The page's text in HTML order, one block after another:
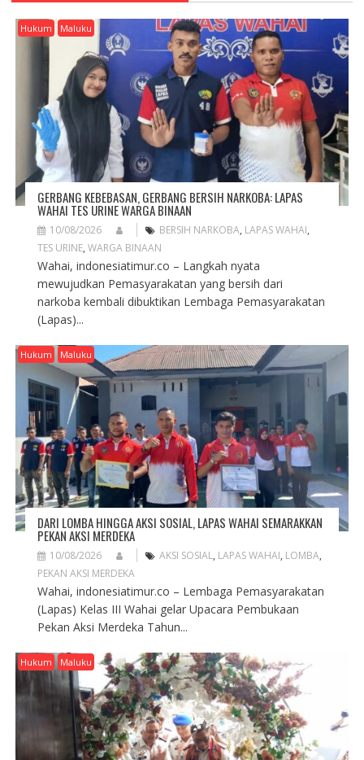
I
G
A
Hukum Maluku
GERBANG KEBEBASAN, GERBANG BERSIH NARKOBA: LAPAS
WAHAI TES URINE WARGA BINAAN
10/08/2026 BERSIH NARKOBA, LAPAS WAHAI,
TES URINE, WARGA BINAAN
Wahai, indonesiatimur.co – Langkah nyata
mewujudkan Pemasyarakatan yang bersih dari
narkoba kembali dibuktikan Lembaga Pemasyarakatan
(Lapas)...
Hukum Maluku
DARI LOMBA HINGGA AKSI SOSIAL, LAPAS WAHAI SEMARAKKAN
PEKAN AKSI MERDEKA
10/08/2026 AKSI SOSIAL, LAPAS WAHAI, LOMBA,
PEKAN AKSI MERDEKA
Wahai, indonesiatimur.co – Lembaga Pemasyarakatan
(Lapas) Kelas III Wahai gelar Upacara Pembukaan
Pekan Aksi Merdeka Tahun...
Hukum Maluku